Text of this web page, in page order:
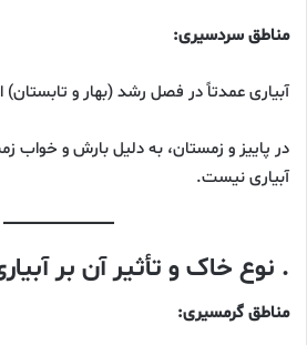
مناطق سردسیری:
آبیاری عمدتاً در فصل رشد (بهار و
در پاییز و زمستان، به دلیل بارش و خواب
آبیاری نیست.
. نوع خاک و تأثیر آن بر
مناطق گرمسیری: